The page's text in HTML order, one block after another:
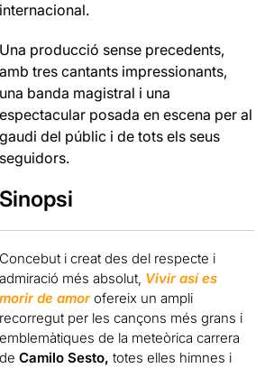
internacional.
Una producció sense precedents,
amb tres cantants impressionants,
una banda magistral i una
espectacular posada en escena per al
gaudi del públic i de tots els seus
seguidors.
Sinopsi
Concebut i creat des del respecte i
admiració més absolut, Vivir así es
morir de amorofereix un ampli
recorregut per les cançons més grans i
emblemàtiques de la meteòrica carrera
deCamilo Sesto, totes elles himnes i